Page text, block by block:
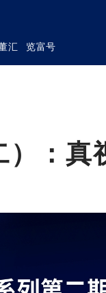
汇 览富号
）：